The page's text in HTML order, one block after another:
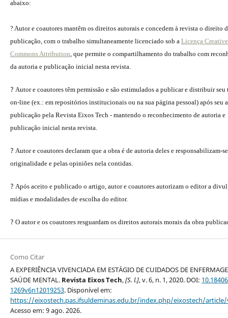
abaixo:
? Autor e coautores mantêm os direitos autorais e concedem à revista o direito
publicação, com o trabalho simultaneamente licenciado sob a Licença Creative
Commons Attribution, que permite o compartilhamento do trabalho com
da autoria e publicação inicial nesta revista.
? Autor e coautores têm permissão e são estimulados a publicar e distribuir seu
on-line (ex.: em repositórios institucionais ou na sua página pessoal) após seu
publicação pela Revista Eixos Tech - mantendo o reconhecimento de autoria e
publicação inicial nesta revista.
? Autor e coautores declaram que a obra é de autoria deles e responsabilizam-
originalidade e pelas opiniões nela contidas.
? Após aceito e publicado o artigo, autor e coautores autorizam o editor a
mídias e modalidades de escolha do editor.
? O autor e os coautores resguardam os direitos autorais morais da obra
Como Citar
A EXPERIÊNCIA VIVENCIADA EM ESTÁGIO DE CUIDADOS DE
SAÚDE MENTAL. Revista Eixos Tech,[S. l.], v. 6, n. 1, 2020. DOI:
1269v6n12019253. Disponível em:
https://eixostech.pas.ifsuldeminas.edu.br/index.php/eixostech/
Acesso em: 9 ago. 2026.